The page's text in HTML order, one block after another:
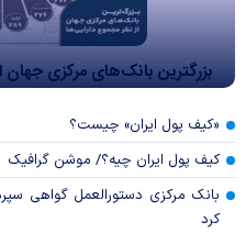
بزرگترین بانک‌های مرکزی جهان
«کیف پول ایران» چیست؟
کیف پول ایران چیه؟/ موشن گرافیک
بانک مرکزی دستورالعمل گواهی
کرد